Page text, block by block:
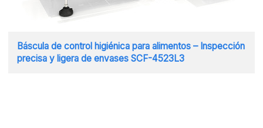
Báscula de control higiénica para alimentos – Inspección
precisa y ligera de envases SCF-4523L3